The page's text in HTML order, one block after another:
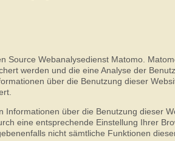
Source Webanalysedienst Matomo.
werden und die eine Analyse der
über die Benutzung dieser
Informationen über die Benutzung dieser
eine entsprechende Einstellung Ihrer
nicht sämtliche Funktionen